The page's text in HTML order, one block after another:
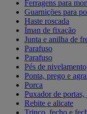
Ferragens para
Guarnições para
Haste roscada
Íman de fixação
Junta e anilha de
Parafuso
Parafuso
Pés de nivelamento
Ponta, prego e
Porca
Puxador de portas,
Rebite e alicate
Trinco, fecho e